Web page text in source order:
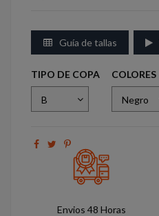
Guía de tallas
TIPO DE COPA COLORES
Envios 48 Horas